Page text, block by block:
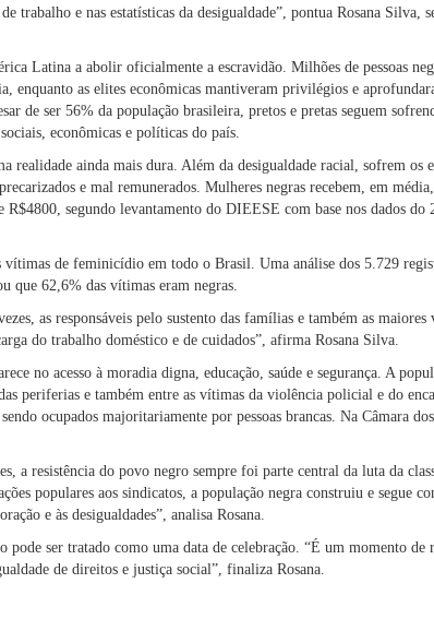
trabalho e nas estatísticas da desigualdade”, pontua Rosana Silva,
Latina a abolir oficialmente a escravidão. Milhões de pessoas
enquanto as elites econômicas mantiveram privilégios e
de ser 56% da população brasileira, pretos e pretas seguem
econômicas e políticas do país.
realidade ainda mais dura. Além da desigualdade racial, sofrem os
e mal remunerados. Mulheres negras recebem, em
segundo levantamento do DIEESE com base nos dados do
vítimas de feminicídio em todo o Brasil. Uma análise dos 5.729
que 62,6% das vítimas eram negras.
as responsáveis pelo sustento das famílias e também as
do trabalho doméstico e de cuidados”, afirma Rosana Silva.
no acesso à moradia digna, educação, saúde e segurança. A
periferias e também entre as vítimas da violência policial e do
ocupados majoritariamente por pessoas brancas. Na Câmara
a resistência do povo negro sempre foi parte central da luta da
populares aos sindicatos, a população negra construiu e segue
e às desigualdades”, analisa Rosana.
pode ser tratado como uma data de celebração. “É um momento
de direitos e justiça social”, finaliza Rosana.